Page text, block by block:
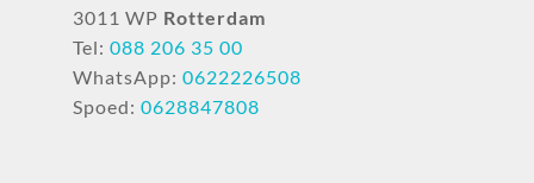
3011 WP Rotterdam
Tel: 088 206 35 00
WhatsApp: 0622226508
Spoed: 0628847808